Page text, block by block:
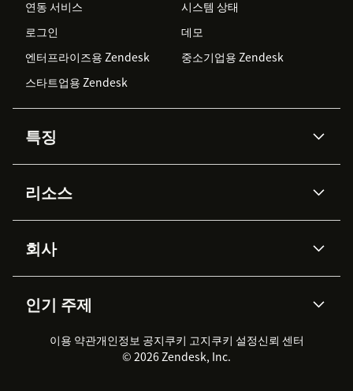
연동 서비스
시스템 상태
로그인
데모
엔터프라이즈용 Zendesk
중소기업용 Zendesk
스타트업용 Zendesk
특징
Zendesk AI
Advanced Data Privacy &
Protection
지식창고
워크포스 관리
실시간 채팅
클라이언트 포털
리소스
API & 개발자
AI 리서치
이벤트 & 웨비나
고객 사례
회사
채용 정보
지속 가능성 보고서
Zendesk Foundation
법적 정보
인기 주제
2026 CX 트렌드
제품 업데이트
고객 서비스 소프트웨어
헬프 데스크 통합 티켓 관리 소
이용 약관개인정보 공지쿠키 고지쿠키 설정신뢰 센터
© 2026 Zendesk, Inc.